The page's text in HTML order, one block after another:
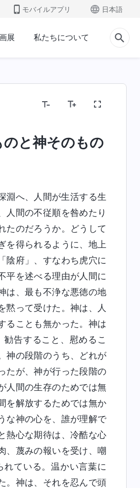
モバイルアプリ 日本語
展 私たちについて
いのちへの入り 終着点と
のと神そのもの
淵へ、人間が生活する生
人間の不従順を咎めたり
たのだろうか。どうして
を得られるように、地上
陰府」、すなわち虎穴に
平を述べる理由が人間に
は、最も不浄な悪徳の地
黙って受けた。神は、人
ることも無かった。神は
告すること、慰めるこ
神の段階のうち、どれが
たが、神が行った段階の
人間の生存のためでは無
を解放するためでは無か
な神の心を、誰が理解で
熱心な期待は、冷酷な心
、蔑みの報いを受け、嘲
ている。温かい言葉に
。神は、それを忍んで頭